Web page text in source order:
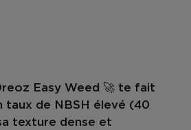
Easy Weed
🚀 te fait
taux de NBSH élevé (40
texture dense et